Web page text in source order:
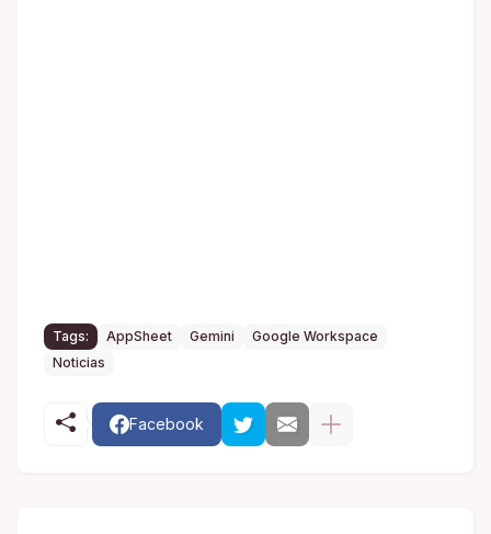
Tags: AppSheet Gemini
Google Workspace
Noticias
Facebook